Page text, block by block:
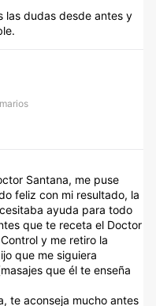
las dudas desde antes y
Santana, me puse
feliz con mi resultado, la
ayuda para todo
que te receta el Doctor
y me retiro la
que me siguiera
que él te enseña
te aconseja mucho antes